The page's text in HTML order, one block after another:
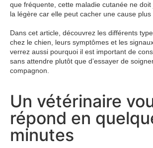
que fréquente, cette maladie cutanée ne
la légère car elle peut cacher une cause plus
Dans cet article, découvrez les différents
chez le chien, leurs symptômes et les
verrez aussi pourquoi il est important de
sans attendre plutôt que d’essayer de
compagnon.
Un vétérinaire
répond en
minutes